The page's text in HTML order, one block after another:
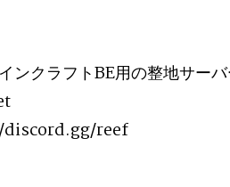
ンクラフトBE用の整地サー
reef